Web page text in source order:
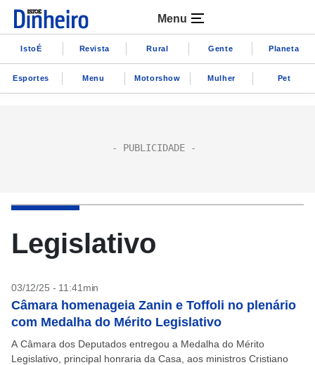
Menu
IstoÉ Revista Rural Gente Planeta
Esportes Menu Motorshow Mulher Pet
Legislativo
03/12/25 - 11:41min
Câmara homenageia Zanin e Toffoli no plenário
com Medalha do Mérito Legislativo
A Câmara dos Deputados entregou a Medalha do Mérito
Legislativo, principal honraria da Casa, aos ministros Cristiano